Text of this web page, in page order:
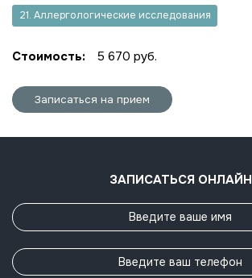
21. Аллергологические исследования
Стоимость: 5 670 руб.
Записаться на прием
ЗАПИСАТЬСЯ ОНЛАЙН